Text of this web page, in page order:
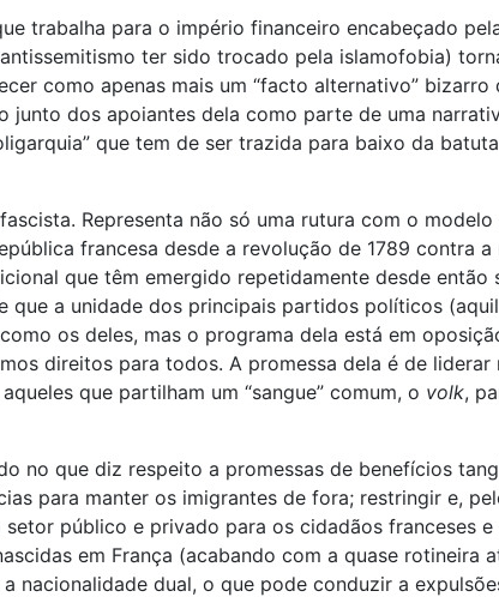
trabalha para o império financeiro encabeçado
ter sido trocado pela islamofobia)
como apenas mais um “facto alternativo”
dos apoiantes dela como parte de uma
que tem de ser trazida para baixo da
Representa não só uma rutura com o
francesa desde a revolução de 1789 contra
que têm emergido repetidamente desde
a unidade dos principais partidos políticos
os deles, mas o programa dela está em
direitos para todos. A promessa dela é de
que partilham um “sangue” comum, o volk,
no que diz respeito a promessas de benefícios
para manter os imigrantes de fora; restringir e,
público e privado para os cidadãos franceses
em França (acabando com a quase rotineira
nacionalidade dual, o que pode conduzir a